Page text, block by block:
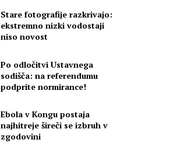
Stare fotografije razkrivajo:
ekstremno nizki vodostaji
niso novost
Po odločitvi Ustavnega
sodišča: na referendumu
podprite normirance!
Ebola v Kongu postaja
najhitreje šireči se izbruh v
zgodovini